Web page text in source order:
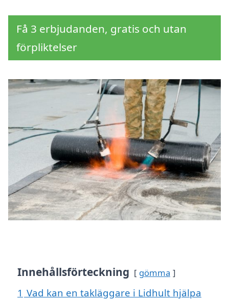
Få 3 erbjudanden, gratis och utan
förpliktelser
Innehållsförteckning gömma
1 Vad kan en takläggare i Lidhult hjälpa